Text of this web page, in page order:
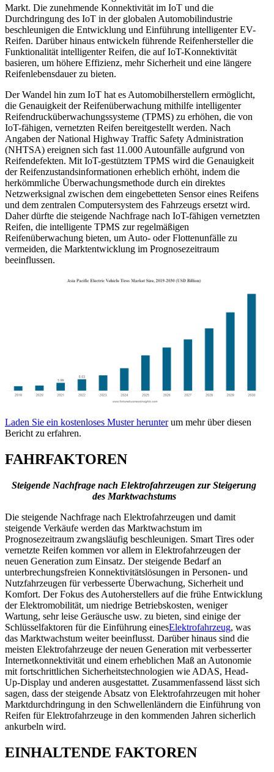
Markt. Die zunehmende Konnektivität im IoT und die
Durchdringung des IoT in der globalen Automobilindustrie
beschleunigen die Entwicklung und Einführung intelligenter EV-
Reifen. Darüber hinaus entwickeln führende Reifenhersteller die
Funktionalität intelligenter Reifen, die auf IoT-Konnektivität
basieren, um höhere Effizienz, mehr Sicherheit und eine längere
Reifenlebensdauer zu bieten.
Der Wandel hin zum IoT hat es Automobilherstellern ermöglicht,
die Genauigkeit der Reifenüberwachung mithilfe intelligenter
Reifendrucküberwachungssysteme (TPMS) zu erhöhen, die von
IoT-fähigen, vernetzten Reifen bereitgestellt werden. Nach
Angaben der National Highway Traffic Safety Administration
(NHTSA) ereignen sich fast 11.000 Autounfälle aufgrund von
Reifendefekten. Mit IoT-gestütztem TPMS wird die Genauigkeit
der Reifenzustandsinformationen erheblich erhöht, indem die
herkömmliche Überwachungsmethode durch ein direktes
Netzwerksignal zwischen dem eingebetteten Sensor eines Reifens
und dem zentralen Computersystem des Fahrzeugs ersetzt wird.
Daher dürfte die steigende Nachfrage nach IoT-fähigen vernetzten
Reifen, die intelligente TPMS zur regelmäßigen
Reifenüberwachung bieten, um Auto- oder Flottenunfälle zu
vermeiden, die Marktentwicklung im Prognosezeitraum
beeinflussen.
Laden Sie ein kostenloses Muster herunterum mehr über diesen
Bericht zu erfahren.
FAHRFAKTOREN
Steigende Nachfrage nach Elektrofahrzeugen zur Steigerung
des Marktwachstums
Die steigende Nachfrage nach Elektrofahrzeugen und damit
steigende Verkäufe werden das Marktwachstum im
Prognosezeitraum zwangsläufig beschleunigen. Smart Tires oder
vernetzte Reifen kommen vor allem in Elektrofahrzeugen der
neuen Generation zum Einsatz. Der steigende Bedarf an
unterbrechungsfreien Konnektivitätslösungen in Personen- und
Nutzfahrzeugen für verbesserte Überwachung, Sicherheit und
Komfort. Der Fokus des Autoherstellers auf die frühe Entwicklung
der Elektromobilität, um niedrige Betriebskosten, weniger
Wartung, sehr leise Geräusche usw. zu bieten, sind einige der
Schlüsselfaktoren für die Einführung einesElektrofahrzeug, was
das Marktwachstum weiter beeinflusst. Darüber hinaus sind die
meisten Elektrofahrzeuge der neuen Generation mit verbesserter
Internetkonnektivität und einem erheblichen Maß an Autonomie
mit fortschrittlichen Sicherheitstechnologien wie ADAS, Head-
Up-Display und anderen ausgestattet. Zusammenfassend lässt sich
sagen, dass der steigende Absatz von Elektrofahrzeugen mit hoher
Marktdurchdringung in den Schwellenländern die Einführung von
Reifen für Elektrofahrzeuge in den kommenden Jahren sicherlich
ankurbeln wird.
EINHALTENDE FAKTOREN